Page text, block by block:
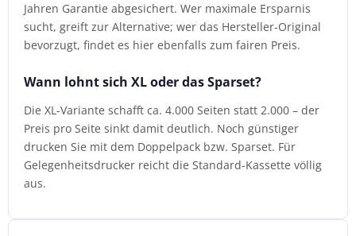
Jahren Garantie abgesichert. Wer maximale Ersparnis
sucht, greift zur Alternative; wer das Hersteller-Original
bevorzugt, findet es hier ebenfalls zum fairen Preis.
Wann lohnt sich XL oder das Sparset?
Die XL-Variante schafft ca. 4.000 Seiten statt 2.000 – der
Preis pro Seite sinkt damit deutlich. Noch günstiger
drucken Sie mit dem Doppelpack bzw. Sparset. Für
Gelegenheitsdrucker reicht die Standard-Kassette völlig
aus.